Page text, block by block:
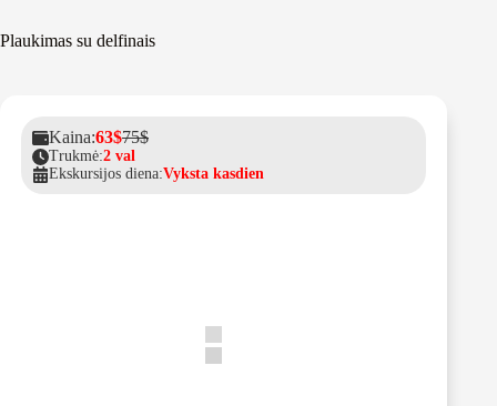
Plaukimas su delfinais
Kaina:63$75$
Trukmė:2 val
Ekskursijos diena:Vyksta kasdien